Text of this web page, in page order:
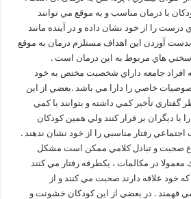
با درمان مناسب و به موقع مي توانند
درست را از خود نشان داده و در آينده مانند
بدست آوردن اين اهداف مستلزم درمان به موقع
هاي مربوط به اين درمان است .
افراد جامعه داراي شخصيت مختص به خود
خاصي را دارا مي باشد .بعضي از اين
تأخير كمي داشته و بتوانند با كمي
با ديگران بر قرار كنند ولي همين كودكان
رفتار مناسبي را از خود نشان ندهند .
صحبت و تبادل كلامي ممكن است مشكل
معمولا در مكالمات ، يكطرفه رفتار مي كنند
خود علاقه دارند صحبت مي كنند و از
فهمند . در بعضي از اين كودكان خشونت و